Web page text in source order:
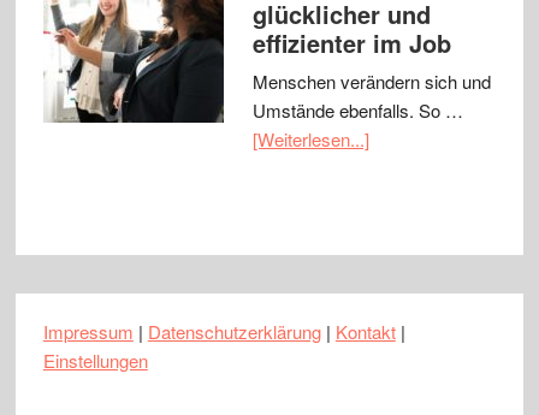
glücklicher und
effizienter im Job
Menschen verändern sich und
Umstände ebenfalls. So …
[Weiterlesen...]
Impressum | Datenschutzerklärung| Kontakt|
Einstellungen